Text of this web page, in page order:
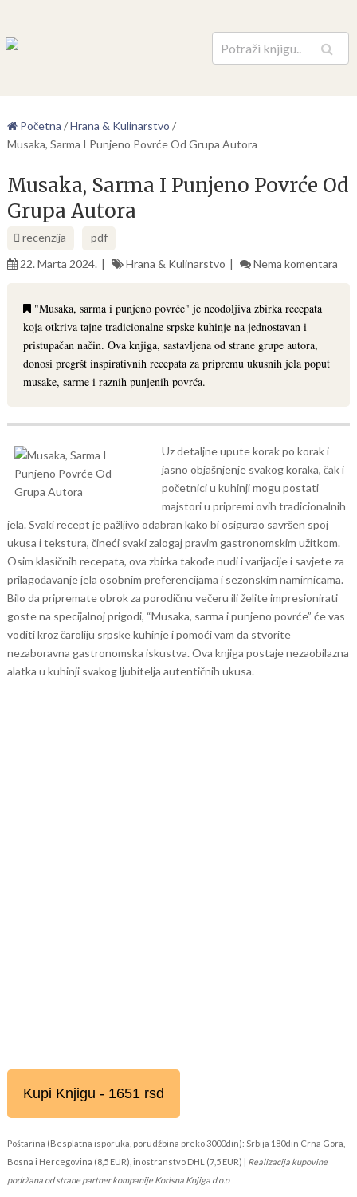
Pretraga
Početna /Hrana & Kulinarstvo /
Musaka, Sarma I Punjeno Povrće Od Grupa Autora
Musaka, Sarma I Punjeno Povrće Od
Grupa Autora
recenzija
pdf
22. Marta 2024.
Hrana & Kulinarstvo Nema komentara
"Musaka, sarma i punjeno povrće" je neodoljiva zbirka recepata
koja otkriva tajne tradicionalne srpske kuhinje na jednostavan i
pristupačan način. Ova knjiga, sastavljena od strane grupe autora,
donosi pregršt inspirativnih recepata za pripremu ukusnih jela poput
musake, sarme i raznih punjenih povrća.
Uz detaljne upute korak po korak i
jasno objašnjenje svakog koraka, čak i
početnici u kuhinji mogu postati
majstori u pripremi ovih tradicionalnih
jela. Svaki recept je pažljivo odabran kako bi osigurao savršen spoj
ukusa i tekstura, čineći svaki zalogaj pravim gastronomskim užitkom.
Osim klasičnih recepata, ova zbirka takođe nudi i varijacije i savjete za
prilagođavanje jela osobnim preferencijama i sezonskim namirnicama.
Bilo da pripremate obrok za porodičnu večeru ili želite impresionirati
goste na specijalnoj prigodi, “Musaka, sarma i punjeno povrće” će vas
voditi kroz čaroliju srpske kuhinje i pomoći vam da stvorite
nezaboravna gastronomska iskustva. Ova knjiga postaje nezaobilazna
alatka u kuhinji svakog ljubitelja autentičnih ukusa.
Kupi Knjigu - 1651 rsd
Poštarina (Besplatna isporuka, porudžbina preko 3000din): Srbija 180din Crna Gora,
Bosna i Hercegovina (8,5 EUR), inostranstvo DHL (7,5 EUR) | Realizacija kupovine
podržana od strane partner kompanije Korisna Knjiga d.o.o